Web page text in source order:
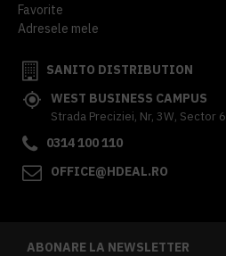
Favorite
Adresele mele
SANITO DISTRIBUTION
WEST BUSINESS CAMPUS
Strada Preciziei, Nr, 3W, Sector
0314 100 110
OFFICE@HDEAL.RO
ABONARE LA NEWSLETTER